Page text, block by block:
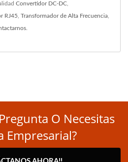
Convertidor DC-DC
RJ45 Transformador de Alta Frecuencia
O Necesitas
Empresarial?